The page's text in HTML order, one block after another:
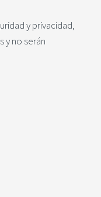
y privacidad,
y no serán